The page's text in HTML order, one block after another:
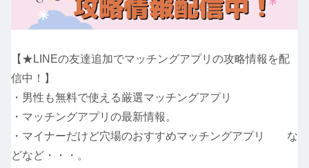
【★LINEの友達追加でマッチングアプリの攻略情報を配
信中！】
・男性も無料で使える厳選マッチングアプリ
・マッチングアプリの最新情報。
・マイナーだけど穴場のおすすめマッチングアプリ な
どなど・・・。